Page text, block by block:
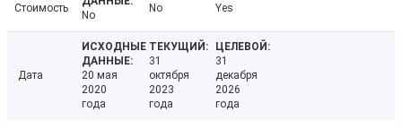
Стоимость
No
No Yes
Дата
20 мая
2020
года
31
октября
2023
года
31
декабря
2026
года